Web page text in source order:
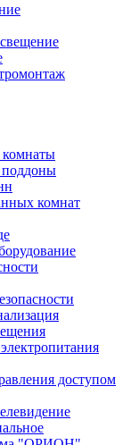
комнаты
комнат
доступом